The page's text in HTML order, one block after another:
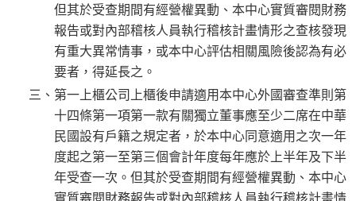
但其於受查期間有經營權異動、本中心實質審閱財務
報告或對內部稽核人員執行稽核計畫情形之查核發現
有重大異常情事，或本中心評估相關風險後認為有必
要者，得延長之。
三、第一上櫃公司上櫃後申請適用本中心外國審查準則第
十四條第一項第一款有關獨立董事應至少二席在中華
民國設有戶籍之規定者，於本中心同意適用之次一年
度起之第一至第三個會計年度每年應於上半年及下半
年受查一次。但其於受查期間有經營權異動、本中心